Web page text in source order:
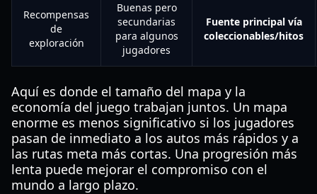
Recompensas
de
exploración
Buenas pero
secundarias
para algunos
jugadores
Fuente principal vía
coleccionables/hitos
Aquí es donde el tamaño del mapa y la
economía del juego trabajan juntos. Un mapa
enorme es menos significativo si los jugadores
pasan de inmediato a los autos más rápidos y a
las rutas meta más cortas. Una progresión más
lenta puede mejorar el compromiso con el
mundo a largo plazo.